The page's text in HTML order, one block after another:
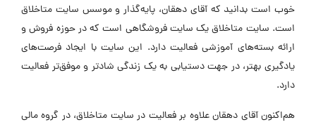
خوب است بدانید که آقای دهقان، پایه‌گذار و موسس سایت متاخلاق
است. سایت متاخلاق یک سایت فروشگاهی است که در حوزه فروش و
ارائه بسته‌های آموزشی فعالیت دارد. این سایت با ایجاد فرصت‌های
یادگیری بهتر، در جهت دستیابی به یک زندگی شادتر و موفق‌تر فعالیت
دارد.
هم‌اکنون آقای دهقان علاوه بر فعالیت در سایت متاخلاق، در گروه مالی